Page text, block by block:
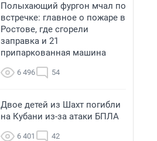
Полыхающий фургон мчал по
встречке: главное о пожаре в
Ростове, где сгорели
заправка и 21
припаркованная машина
6 496 54
Двое детей из Шахт погибли
на Кубани из-за атаки БПЛА
6 401 42